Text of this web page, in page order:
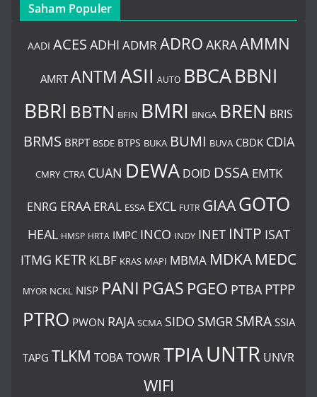
Saham Populer
AADI ACES ADHI ADMR ADRO AKRAAMMN
AMRT ANTMASII AUTO BBCABBNI
BBRI BBTN BFIN BMRI BNGA BREN BRIS
BRMS BRPT BSDE BTPS BUKA BUMI BUVA CBDK CDIA
CMRY CTRA CUAN DEWA DOID DSSA EMTK
ENRG ERAA ERAL ESSA EXCL FUTR GIAAGOTO
HEAL HMSP HRTA IMPC INCO INDY INET INTP ISAT
ITMG KETR KLBF KRAS MAPI MBMA MDKA MEDC
MYOR NCKL NISP PANI PGAS PGEO PTBA PTPP
PTRO PWON RAJA SCMA SIDO SMGR SMRA SSIA
TAPG TLKM TOBATOWR TPIAUNTR UNVR
WIFI